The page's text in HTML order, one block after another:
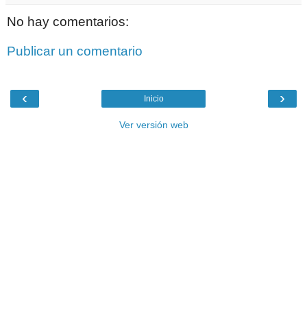
No hay comentarios:
Publicar un comentario
‹ ›
Inicio
Ver versión web